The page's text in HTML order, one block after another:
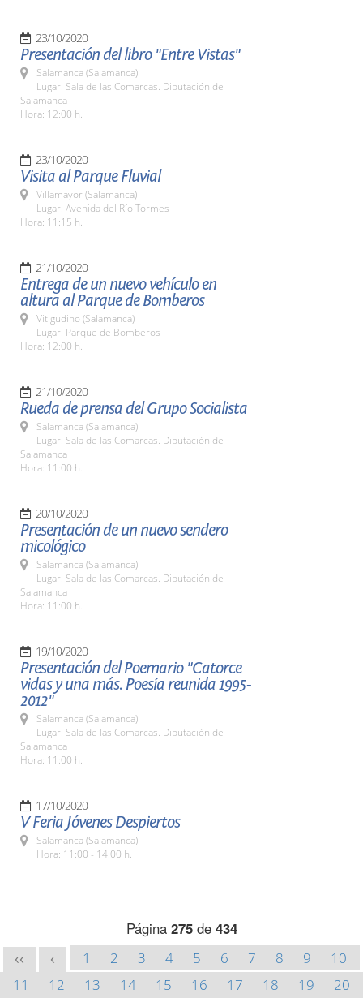
23/10/2020
Presentación del libro "Entre Vistas"
Salamanca (Salamanca)
Lugar: Sala de las Comarcas. Diputación de
Salamanca
Hora: 12:00 h.
23/10/2020
Visita al Parque Fluvial
Villamayor (Salamanca)
Lugar: Avenida del Río Tormes
Hora: 11:15 h.
21/10/2020
Entrega de un nuevo vehículo en
altura al Parque de Bomberos
Vitigudino (Salamanca)
Lugar: Parque de Bomberos
Hora: 12:00 h.
21/10/2020
Rueda de prensa del Grupo Socialista
Salamanca (Salamanca)
Lugar: Sala de las Comarcas. Diputación de
Salamanca
Hora: 11:00 h.
20/10/2020
Presentación de un nuevo sendero
micológico
Salamanca (Salamanca)
Lugar: Sala de las Comarcas. Diputación de
Salamanca
Hora: 11:00 h.
19/10/2020
Presentación del Poemario "Catorce
vidas y una más. Poesía reunida 1995-
2012"
Salamanca (Salamanca)
Lugar: Sala de las Comarcas. Diputación de
Salamanca
Hora: 11:00 h.
17/10/2020
V Feria Jóvenes Despiertos
Salamanca (Salamanca)
Hora: 11:00 - 14:00 h.
Página 275de 434
<< < 1 2 3 4 5 6 7 8 9
10
11
12 13 14 15 16 17 18 19
20